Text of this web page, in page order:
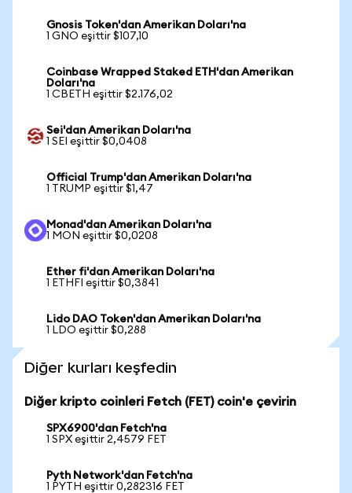
Gnosis Token'dan Amerikan Doları'na
1 GNO eşittir $107,10
Coinbase Wrapped Staked ETH'dan Amerikan
Doları'na
1 CBETH eşittir $2.176,02
Sei'dan Amerikan Doları'na
1 SEI eşittir $0,0408
Official Trump'dan Amerikan Doları'na
1 TRUMP eşittir $1,47
Monad'dan Amerikan Doları'na
1 MON eşittir $0,0208
Ether fi'dan Amerikan Doları'na
1 ETHFI eşittir $0,3841
Lido DAO Token'dan Amerikan Doları'na
1 LDO eşittir $0,288
Diğer kurları keşfedin
Diğer kripto coinleri Fetch (FET) coin'e çevirin
SPX6900'dan Fetch'na
1 SPX eşittir 2,4579 FET
Pyth Network'dan Fetch'na
1 PYTH eşittir 0,282316 FET